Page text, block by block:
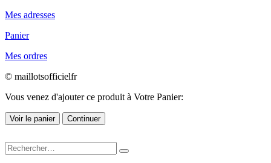
Mes adresses
Panier
Mes ordres
© maillotsofficielfr
Vous venez d'ajouter ce produit à Votre Panier:
Voir le panier Continuer